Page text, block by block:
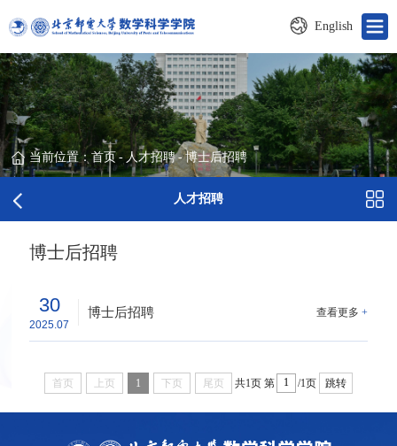
English
当前位置：首页 - 人才招聘 - 博士后招聘
人才招聘
博士后招聘
30
2025.07
博士后招聘 查看更多 +
首页 上页 1 下页 尾页 共1页 第 /1页 跳转